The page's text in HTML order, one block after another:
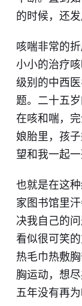
的时候，还发
咳喘非常的
小小的治疗
级别的中西
题。二十五
在咳和喘，
娘胎里，孩
望和我一起一
也就是在这
家图书馆里
决我自己的
看似很可笑
热毛巾热敷
胸运动，想
五年没有再为